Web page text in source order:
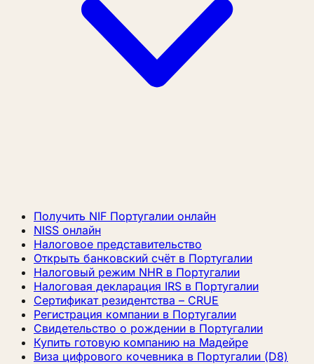
Получить NIF Португалии онлайн
NISS онлайн
Налоговое представительство
Открыть банковский счёт в Португалии
Налоговый режим NHR в Португалии
Налоговая декларация IRS в Португалии
Сертификат резидентства – CRUE
Регистрация компании в Португалии
Свидетельство о рождении в Португалии
Купить готовую компанию на Мадейре
Виза цифрового кочевника в Португалии (D8)